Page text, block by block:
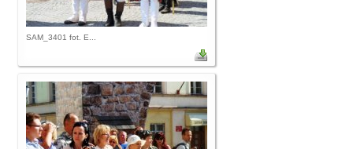
SAM_3401 fot. E...